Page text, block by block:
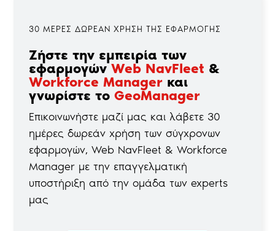
30 ΜΕΡΕΣ ΔΩΡΕΑΝ ΧΡΗΣΗ ΤΗΣ ΕΦΑΡΜΟΓΗΣ
Ζήστε την εμπειρία των
εφαρμογώνWeb NavFleet &
Workforce Manager και
γνωρίστε τοGeoManager
Επικοινωνήστε μαζί μας και λάβετε 30
ημέρες δωρεάν χρήση των σύγχρονων
εφαρμογών, Web NavFleet & Workforce
Manager με την επαγγελματική
υποστήριξη από την ομάδα των experts
μας